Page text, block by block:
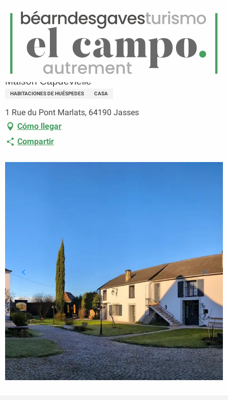
Menú
Página principal Maison Capdevielle
Maison Capdevielle
HABITACIONES DE HUÉSPEDES CASA
1 Rue du Pont Marlats, 64190 Jasses
Cómo llegar
Compartir